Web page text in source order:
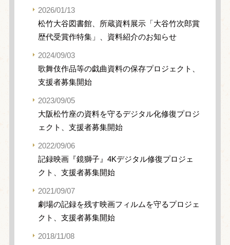
2026/01/13
松竹大谷図書館、所蔵資料展示「大谷竹次郎賞
歴代受賞作特集」、資料紹介のお知らせ
2024/09/03
歌舞伎作品等の戯曲資料の保存プロジェクト、
支援者募集開始
2023/09/05
大阪松竹座の資料を守るデジタル化修復プロジ
ェクト、支援者募集開始
2022/09/06
記録映画『鏡獅子』4Kデジタル修復プロジェ
クト、支援者募集開始
2021/09/07
劇場の記録を残す映画フィルムを守るプロジェ
クト、支援者募集開始
2018/11/08